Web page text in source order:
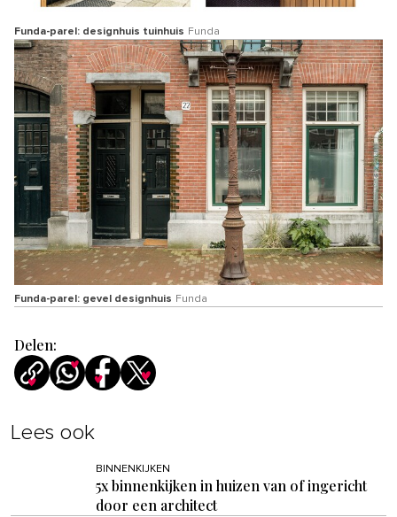
Funda-parel: designhuis tuinhuis Funda
Funda-parel: gevel designhuis Funda
Delen:
Lees ook
BINNENKIJKEN
5x binnenkijken in huizen van of ingericht
door een architect